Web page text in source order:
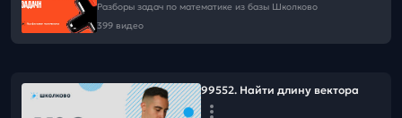
Разборы задач по математике из базы Школково
399 видео
99552. Найти длину вектора